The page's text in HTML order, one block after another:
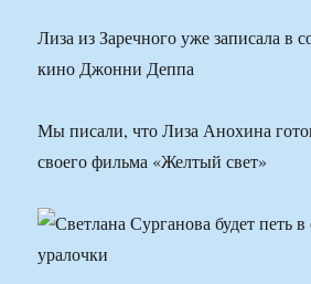
Лиза из Заречного уже записала в
кино Джонни Деппа
Мы писали, что Лиза Анохина
своего фильма «Желтый свет»